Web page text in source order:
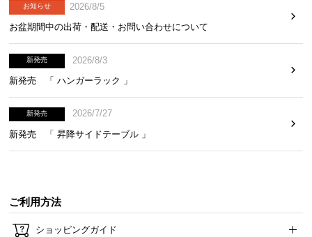
お知らせ
2026/8/5
お盆期間中の出荷・配送・お問い合わせについて
新発売
2026/8/3
新発売 「 ハンガーラック 」
新発売
2026/7/27
新発売 「 昇降サイドテーブル 」
ご利用方法
ショッピングガイド